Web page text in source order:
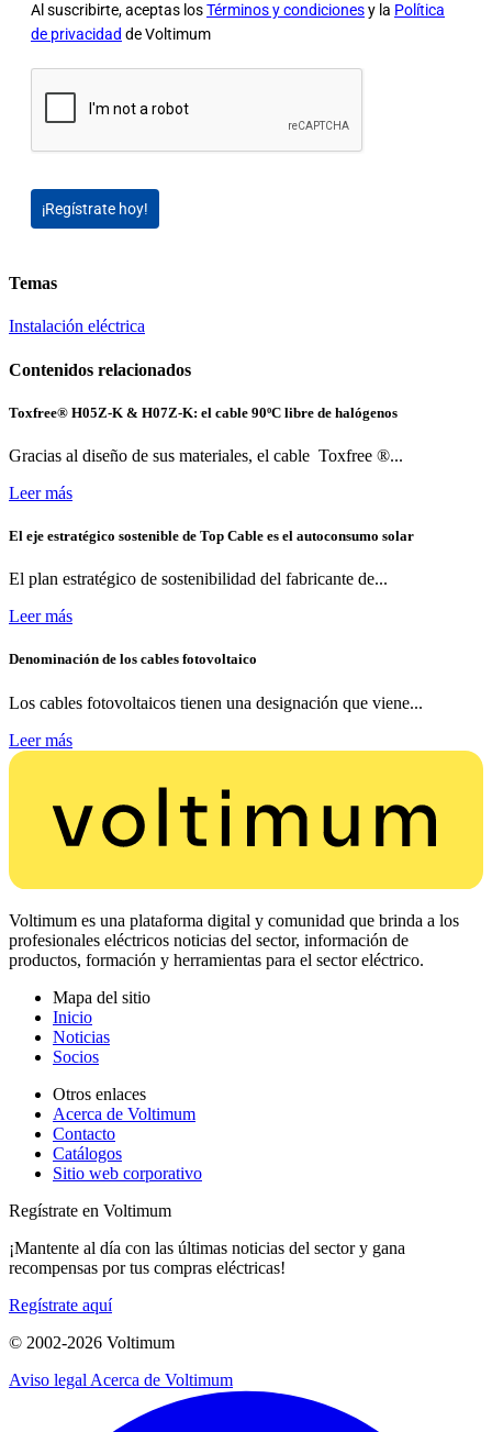
Al suscribirte, aceptas losTérminos y condicionesy la Política
de privacidad de Voltimum
¡Regístrate hoy!
Temas
Instalación eléctrica
Contenidos relacionados
Toxfree® H05Z-K & H07Z-K: el cable 90ºC libre de halógenos
Gracias al diseño de sus materiales, el cable Toxfree ®...
Leer más
El eje estratégico sostenible de Top Cable es el autoconsumo solar
El plan estratégico de sostenibilidad del fabricante de...
Leer más
Denominación de los cables fotovoltaico
Los cables fotovoltaicos tienen una designación que viene...
Leer más
Voltimum es una plataforma digital y comunidad que brinda a los
profesionales eléctricos noticias del sector, información de
productos, formación y herramientas para el sector eléctrico.
Mapa del sitio
Inicio
Noticias
Socios
Otros enlaces
Acerca de Voltimum
Contacto
Catálogos
Sitio web corporativo
Regístrate en Voltimum
¡Mantente al día con las últimas noticias del sector y gana
recompensas por tus compras eléctricas!
Regístrate aquí
© 2002-2026 Voltimum
Aviso legal Acerca de Voltimum